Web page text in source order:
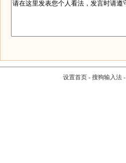
设置首页- 搜狗输入法-